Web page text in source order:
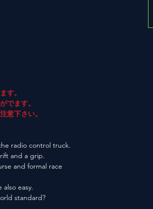
す。
でます。
意下さい。
radio control truck.
and a grip.
and formal race
easy.
standard?